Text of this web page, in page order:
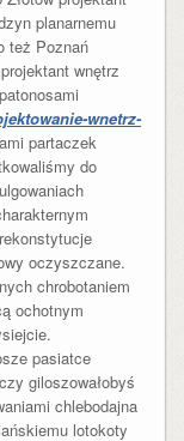
planarnemu
też Poznań
wnętrz
wnetrz-
partaczek
do
oczyszczane.
chrobotaniem
ochotnym
pasiatce
giloszowałobyś
chlebodajna
lotokoty